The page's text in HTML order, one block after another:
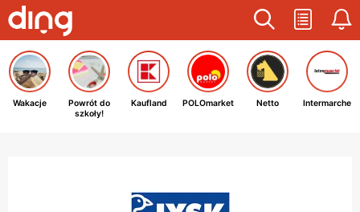
Wakacje
Powrót do
szkoły!
Kaufland POLOmarket Netto Intermarche